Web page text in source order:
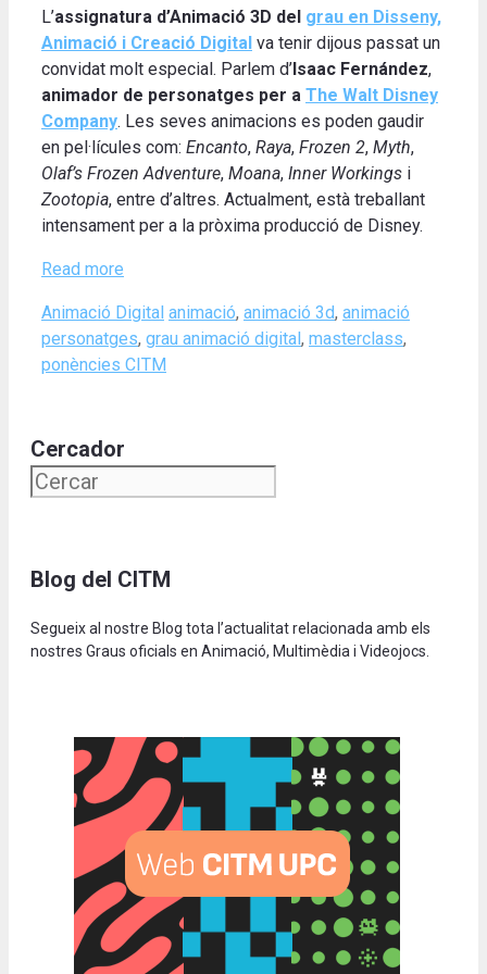
L’assignatura d’Animació 3D del grau en Disseny,
Animació i Creació Digital va tenir dijous passat un
convidat molt especial. Parlem d’Isaac Fernández,
animador de personatges per a The Walt Disney
Company. Les seves animacions es poden gaudir
en pel·lícules com: Encanto, Raya, Frozen 2, Myth,
Olaf’s Frozen Adventure, Moana, Inner Workings i
Zootopia, entre d’altres. Actualment, està treballant
intensament per a la pròxima producció de Disney.
Read more
Categories
Animació Digital Tags
animació, animació 3d, animació
personatges, grau animació digital, masterclass,
ponències CITM
Cercador
Blog del CITM
Segueix al nostre Blog tota l’actualitat relacionada amb els
nostres Graus oficials en Animació, Multimèdia i Videojocs.